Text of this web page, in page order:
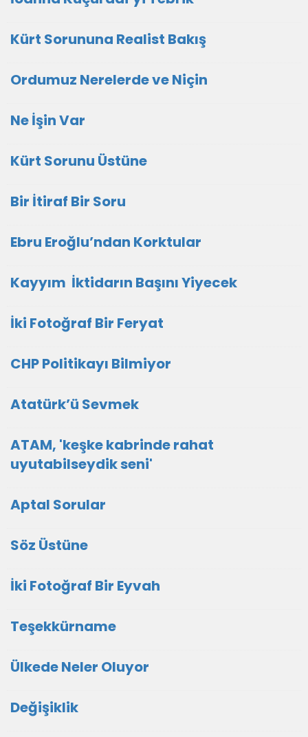
Kürt Sorununa Realist Bakış
Ordumuz Nerelerde ve Niçin
Ne İşin Var
Kürt Sorunu Üstüne
Bir İtiraf Bir Soru
Ebru Eroğlu’ndan Korktular
Kayyım İktidarın Başını Yiyecek
İki Fotoğraf Bir Feryat
CHP Politikayı Bilmiyor
Atatürk’ü Sevmek
ATAM, 'keşke kabrinde rahat
uyutabilseydik seni'
Aptal Sorular
Söz Üstüne
İki Fotoğraf Bir Eyvah
Teşekkürname
Ülkede Neler Oluyor
Değişiklik